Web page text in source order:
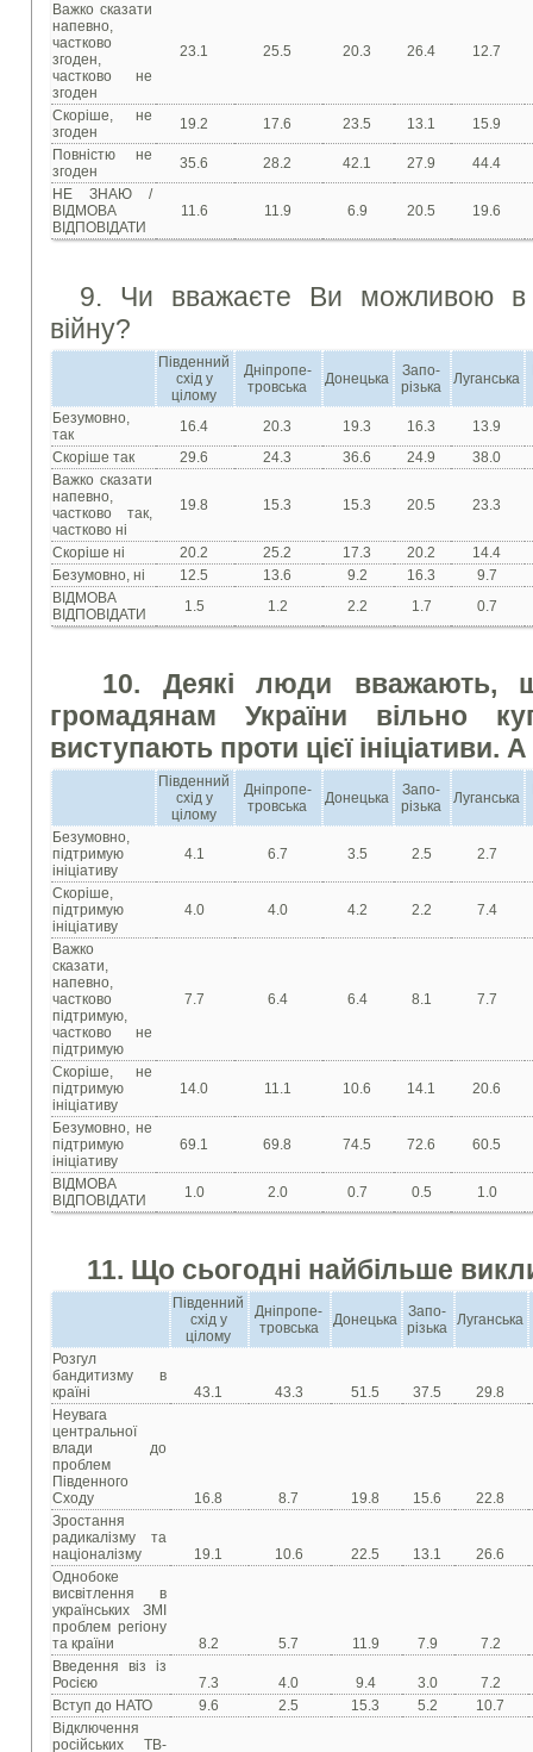
Важко сказати
напевно,
частково
згоден,
частково не
згоден
23.1 25.5 20.3 26.4 12.7
Скоріше, не
згоден
19.2 17.6 23.5 13.1
15.9
Повністю не
згоден
35.6 28.2 42.1 27.9
44.4
НЕ ЗНАЮ /
ВІДМОВА
ВІДПОВІДАТИ
11.6 11.9 6.9 20.5 19.6
9. Чи вважаєте Ви можливою в
війну?
Південний
схід у
цілому
Дніпропе-
тровська
Донецька
Запо-
різька
Луганська
Безумовно,
так
16.4 20.3 19.3 16.3
13.9
Скоріше так
29.6 24.3 36.6 24.9
38.0
Важко сказати
напевно,
частково так,
частково ні
19.8 15.3 15.3 20.5 23.3
Скоріше ні 20.2 25.2 17.3 20.2
14.4
Безумовно, ні
12.5 13.6 9.2 16.3
9.7
ВІДМОВА
ВІДПОВІДАТИ
1.5 1.2 2.2 1.7 0.7
10. Деякі люди вважають,
громадянам України вільно
виступають проти цієї
Південний
схід у
цілому
Дніпропе-
тровська
Донецька
Запо-
різька
Луганська
Безумовно,
підтримую
ініціативу
4.1 6.7 3.5 2.5 2.7
Скоріше,
підтримую
ініціативу
4.0 4.0 4.2 2.2 7.4
Важко
сказати,
напевно,
частково
підтримую,
частково не
підтримую
7.7 6.4 6.4 8.1 7.7
Скоріше, не
підтримую
ініціативу
14.0 11.1 10.6 14.1 20.6
Безумовно, не
підтримую
ініціативу
69.1 69.8 74.5 72.6 60.5
ВІДМОВА
ВІДПОВІДАТИ
1.0 2.0 0.7 0.5 1.0
11. Що сьогодні найбільше
Південний
схід у
цілому
Дніпропе-
тровська
Донецька
Запо-
різька
Луганська
Розгул
бандитизму в
країні
43.1 43.3 51.5 37.5
29.8
Неувага
центральної
влади до
проблем
Південного
Сходу
16.8 8.7 19.8 15.6
22.8
Зростання
радикалізму та
націоналізму
19.1 10.6 22.5 13.1
26.6
Однобоке
висвітлення в
українських ЗМІ
проблем регіону
та країни
8.2 5.7 11.9 7.9
7.2
Введення віз із
Росією
7.3 4.0 9.4 3.0
7.2
Вступ до НАТО
9.6 2.5 15.3 5.2
10.7
Відключення
російських ТВ-